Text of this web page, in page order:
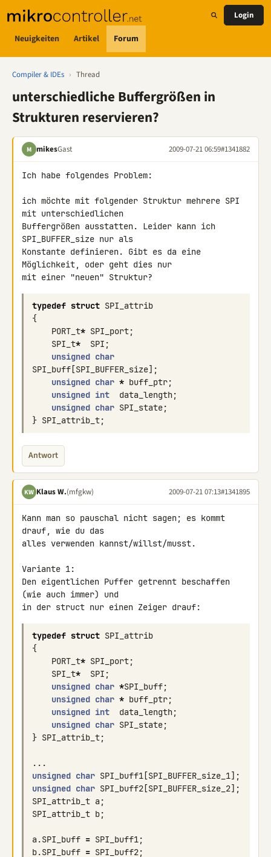
Neuigkeiten Artikel Forum
Login
Compiler & IDEs › Thread
unterschiedliche Buffergrößen in
Strukturen reservieren?
M mikesGast 2009-07-21 06:59#1341882
Ich habe folgendes Problem:
ich möchte mit folgender Struktur mehrere SPI
mit unterschiedlichen
Buffergrößen ausstatten. Leider kann ich
SPI_BUFFER_size nur als
Konstante definieren. Gibt es da eine
Möglichkeit, oder geht dies nur
typedef struct SPI_attrib
{
PORT_t* SPI_port;
SPI_t* SPI ;
unsigned char
SPI_buff [SPI_BUFFER_size];
unsigned char * buff_ptr;
unsigned int data_length;
unsigned char SPI_state;
} SPI_attrib_t;
Antwort
KW Klaus W.(mfgkw) 2009-07-21 07:13#1341895
Kann man so pauschal nicht sagen; es kommt
drauf, wie du das
alles verwenden kannst/willst/musst.
Variante 1:
Den eigentlichen Puffer getrennt beschaffen
(wie auch immer) und
in der struct nur einen Zeiger drauf:
typedef struct SPI_attrib
{
PORT_t* SPI_port;
SPI_t* SPI ;
unsigned char *SPI_buff;
unsigned char * buff_ptr;
unsigned int data_length;
unsigned char SPI_state;
} SPI_attrib_t;
...
unsigned char SPI_buff1 [SPI_BUFFER_size_1];
unsigned char SPI_buff2 [SPI_BUFFER_size_2];
SPI_attrib_t a;
SPI_attrib_t b;
a.SPI_buff = SPI_buff1;
b.SPI_buff = SPI_buff2;